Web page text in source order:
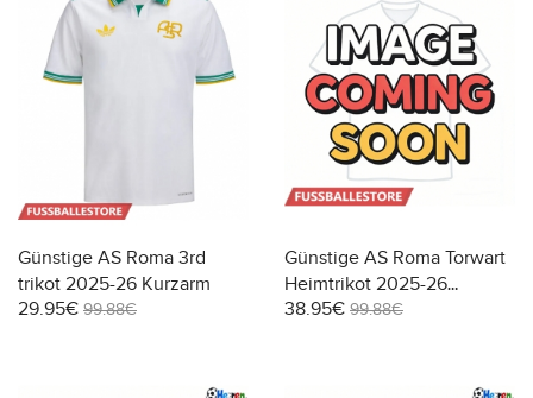
Günstige AS Roma 3rd
trikot 2025-26 Kurzarm
29.95€ 99.88€
Günstige AS Roma Torwart
Heimtrikot 2025-26
Kurzarm
38.95€ 99.88€